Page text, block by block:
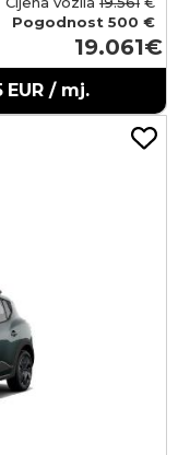
Pogodnost 500 €
19.061
EUR / mj.